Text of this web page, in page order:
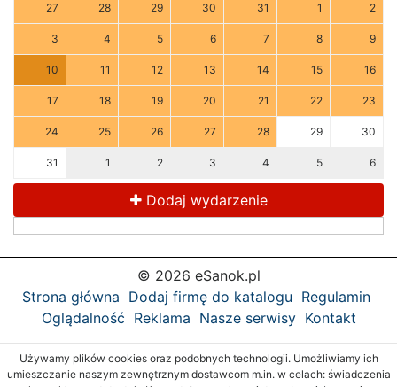
27 28 29 30 31 1 2
3 4 5 6 7 8 9
10 11 12 13 14 15 16
17 18 19 20 21 22 23
24 25 26 27 28 29 30
31 1 2 3 4 5 6
Dodaj wydarzenie
© 2026 eSanok.pl
Strona główna Dodaj firmę do katalogu Regulamin
Oglądalność Reklama Nasze serwisy Kontakt
Używamy plików cookies oraz podobnych technologii. Umożliwiamy ich
umieszczanie naszym zewnętrznym dostawcom m.in. w celach: świadczenia